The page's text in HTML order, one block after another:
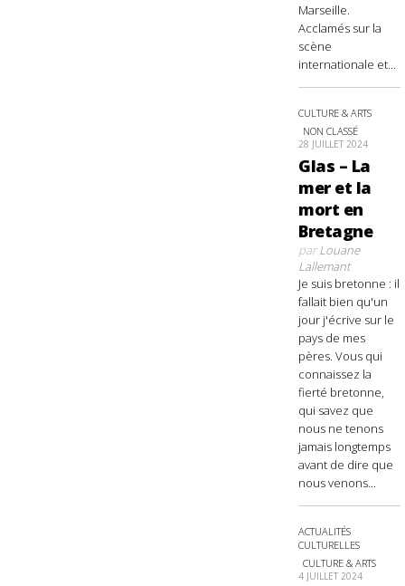
Marseille.
Acclamés sur la
scène
internationale et...
CULTURE & ARTS
NON CLASSÉ
28 JUILLET 2024
Glas – La
mer et la
mort en
Bretagne
parLouane
Lallemant
Je suis bretonne : il
fallait bien qu'un
jour j'écrive sur le
pays de mes
pères. Vous qui
connaissez la
fierté bretonne,
qui savez que
nous ne tenons
jamais longtemps
avant de dire que
nous venons...
ACTUALITÉS
CULTURELLES
CULTURE & ARTS
4 JUILLET 2024